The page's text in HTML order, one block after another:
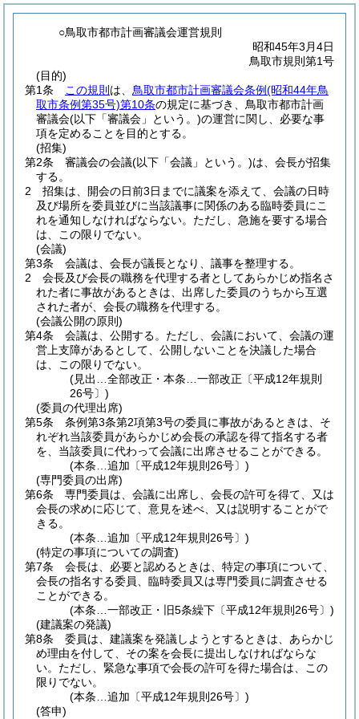
○鳥取市都市計画審議会運営規則
昭和45年3月4日
鳥取市規則第1号
(目的)
第1条
この規則 は、 鳥取市都市計画審議会条例(昭和44年鳥
取市条例第35号)第10条の規定に基づき、鳥取市都市計画
審議会(以下「審議会」という。)の運営に関し、必要な事
項を定めることを目的とする。
(招集)
第2条
審議会の会議(以下「会議」という。)は、会長が招集
する。
2
招集は、開会の日前3日までに議案を添えて、会議の日時
及び場所を委員並びに当該議事に関係のある臨時委員にこ
れを通知しなければならない。 ただし、急施を要する場合
は、この限りでない。
(会議)
第3条
会議は、会長が議長となり、議事を整理する。
2
会長及び会長の職務を代理する者としてあらかじめ指名さ
れた者に事故があるときは、出席した委員のうちから互選
された者が、会長の職務を代理する。
(会議公開の原則)
第4条
会議は、公開する。 ただし、会議において、会議の運
営上支障があるとして、公開しないことを決議した場合
は、この限りでない。
(見出…全部改正・本条…一部改正〔平成12年規則
26号〕)
(委員の代理出席)
第5条
条例第3条第2項第3号の委員に事故があるときは、そ
れぞれ当該委員があらかじめ会長の承認を得て指名する者
を、当該委員に代わって会議に出席させることができる。
(本条…追加〔平成12年規則26号〕)
(専門委員の出席)
第6条
専門委員は、会議に出席し、会長の許可を得て、又は
会長の求めに応じて、意見を述べ、又は説明することがで
きる。
(本条…追加〔平成12年規則26号〕)
(特定の事項についての調査)
第7条
会長は、必要と認めるときは、特定の事項について、
会長の指名する委員、臨時委員又は専門委員に調査させる
ことができる。
(本条…一部改正・旧5条繰下〔平成12年規則26号〕)
(建議案の発議)
第8条
委員は、建議案を発議しようとするときは、あらかじ
め理由を付して、その案を会長に提出しなければならな
い。 ただし、緊急な事項で会長の許可を得た場合は、この
限りでない。
(本条…追加〔平成12年規則26号〕)
(答申)